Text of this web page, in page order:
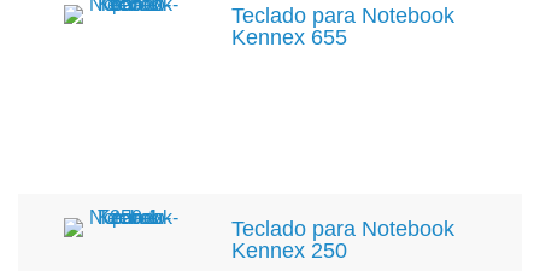
Teclado para Notebook
Kennex 655
Teclado para Notebook
Kennex 250